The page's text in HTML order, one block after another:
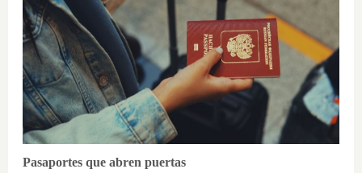
Pasaportes que abren puertas